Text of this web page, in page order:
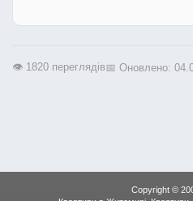
👁️ 1820 переглядів📅 Оновлено:
Copyright ©